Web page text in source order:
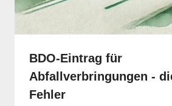
BDO-Eintrag für
Abfallverbringungen -
Fehler